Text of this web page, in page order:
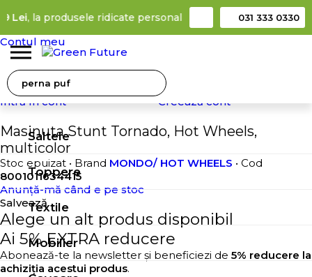
Lei, la produsele ridicate personal din locker Taxă de livrare
031 333 0330
Contul meu
Verifică stare comandă
Intră în cont
Creează cont
Saltele
Toppere
Textile
Mobilier
Green Future
Copii
Jucarii
Masinuta Stunt Tornado, Hot Wheels,
multicolor
Stoc epuizat • Brand MONDO/ HOT WHEELS • Cod
8001011634415
Anunță-mă când e pe stoc
Salvează
Alege un alt produs disponibil
Ai 5% EXTRA reducere
Abonează-te la newsletter și beneficiezi de 5% reducere la
achiziția acestui produs.